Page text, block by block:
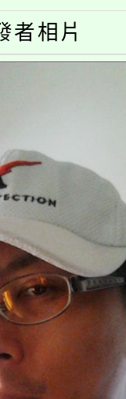
選結果
年度第
選結果(
學推廣
分析基
輔導中心
、社會
加。
者相片